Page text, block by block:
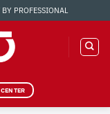
PROFESSIONAL